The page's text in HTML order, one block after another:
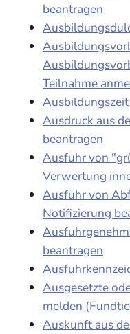
beantragen
Teilnahme
Ausdruck aus
beantragen
Ausfuhr von
Verwertung
Ausfuhr von
Notifizierung
beantragen
Ausgesetzte
melden
Auskunft aus